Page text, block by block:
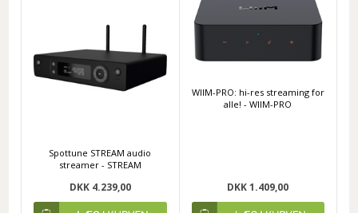
Spottune STREAM audio
streamer - STREAM
DKK 4.239,00
WIIM-PRO: hi-res streaming for
alle! - WIIM-PRO
DKK 1.409,00